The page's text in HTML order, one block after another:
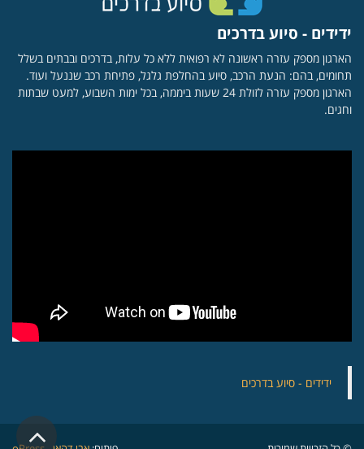
ידידים - סיוע בדרכים
הארגון מספק עזרה ראשונה לא רפואית ללא כל עלות, בדרכים ובבתים בשלל
תחומים, בהם: הנעת הרכב, סיוע בהחלפת גלגל, פתיחת רכב שננעל ועוד.
הארגון מספק עזרה לזולת 24 שעות ביממה, בכל ימות השבוע, למעט שבתות
וחגים.
‏ידידים - סיוע בדרכים
גלילה